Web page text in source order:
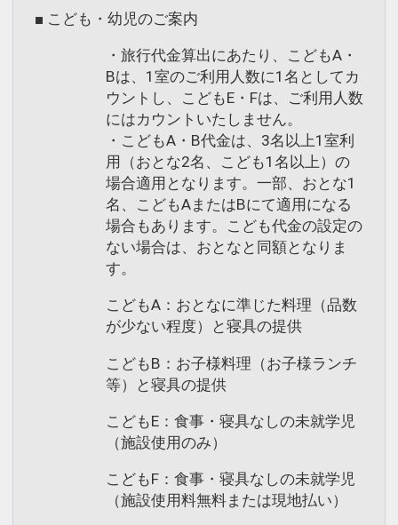
■ こども・幼児のご案内
・旅行代金算出にあたり、こどもA・
Bは、1室のご利用人数に1名としてカ
ウントし、こどもE・Fは、ご利用人数
にはカウントいたしません。
・こどもA・B代金は、3名以上1室利
用（おとな2名、こども1名以上）の
場合適用となります。一部、おとな1
名、こどもAまたはBにて適用になる
場合もあります。こども代金の設定の
ない場合は、おとなと同額となりま
す。
こどもA：おとなに準じた料理（品数
が少ない程度）と寝具の提供
こどもB：お子様料理（お子様ランチ
等）と寝具の提供
こどもE：食事・寝具なしの未就学児
（施設使用のみ）
こどもF：食事・寝具なしの未就学児
（施設使用料無料または現地払い）